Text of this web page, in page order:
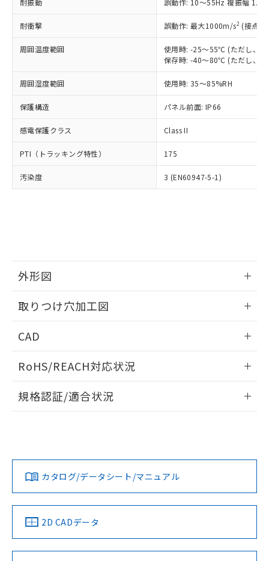
耐振動 誤動作: 10～55Hz 複振幅
耐衝撃 誤動作: 最大1000m/s2 (接点
周囲温度範囲
使用時: -25～55℃ (ただし、氷
保存時: -40～80℃ (ただし、氷
周囲湿度範囲 使用時: 35～85%RH
保護構造 パネル前面: IP66
感電保護クラス Class II
PTI（トラッキング特性） 175
汚染度 3 (EN60947-5-1)
外形図
取りつけ穴加工図
CAD
ドすることができます。
ログイン/会員登録
ダウンロードデータをご利用いただく前に、以下を必ずお読
みください。
ソフトウェアの使用条件
RoHS/REACH対応状況
EU RoHS 注意事項・凡例
対応済み
中国 RoHS 注意事項・凡例
規格認証/適合状況
カタログ/データシート/マニュアル
2D CADデータ
正式な納期状況および標準価格はお客
様のお取引先、またはお客様担当のオ
ムロン制御機器販売店・当社販売員に
オムロン制御機器販売店や当社販売拠
販売ネットワーク
」をご確認
在庫状況および標準価格結果を当社の
事前の承諾なく第三者に漏洩または開
示しないようお願いします。
マイパーツ機能（部品リスト作成サー
ビス）をご利用いただくには、I-Web
メンバーズにご登録されている必要が
お客様が当ウェブサイト上で当社にご
指します。
但し、RoHS指令で産業用監視および制御機器に対する
適用除外項目は除く。
フタル酸エステル類の４物質については閾値を超える意
図的な使用がないことを確認しています。
部品在庫の切り替え状況などにより、予定
月が前後することがあります。
※3 非含有証明書ダウンロード
51物質の非含有証明書（当社基準）
※本証明書は発行日時点で非含有を証明す
るもので、過去に遡って非含有を証明する
ものではありません。
また、RoHS指令のフタル酸エステル類４
欄に対応日を記載しておりました。
既に当社にて対応品への在庫切替を完了
していることから、特段のことがない限
り、2022年1月12日より割愛しておりま
す。
DBP(フタル酸ジブチル) : 1000ppm、 DIBP(フタル酸ジ
イソブチル) : 1000ppm、 BBP(フタル酸ブチルベンジ
DEHP(フタル酸ビス(2-エチルヘキシル)) : 1000ppm
準値以下であることを示します。
「10」：通常の使用状況下において有害物
質が外部に漏えいし、環境に深刻な影響を
及ぼさない年数を意味します。
「－」：未確認です。当社販売部門へお問
全に破砕するなど、違法に輸出されな
いよう必要な手段を講じます。
当社は貴社製品を、核兵器、ミサイ
ル、化学兵器、生物兵器またはその他
武器並びにこれらの製造装置等に一切
当社は、貴社製品を第三者に販売する
場合は、上記1、2および3の内容を当
該第三者に通知します。また当社は、
販売先および販売に係わる関係者が違
法に輸出するおそれがある場合は、取
り引きをいたしません。
一定数には満たないが在庫あり
－
在庫なし(最新の在庫状況につ
いては、お客様のお取引先、ま
たはお客様担当のオムロン制御
機器販売店・当社販売員にご確
空
受注生産機種、また在庫状況の
情報を公開していない機種